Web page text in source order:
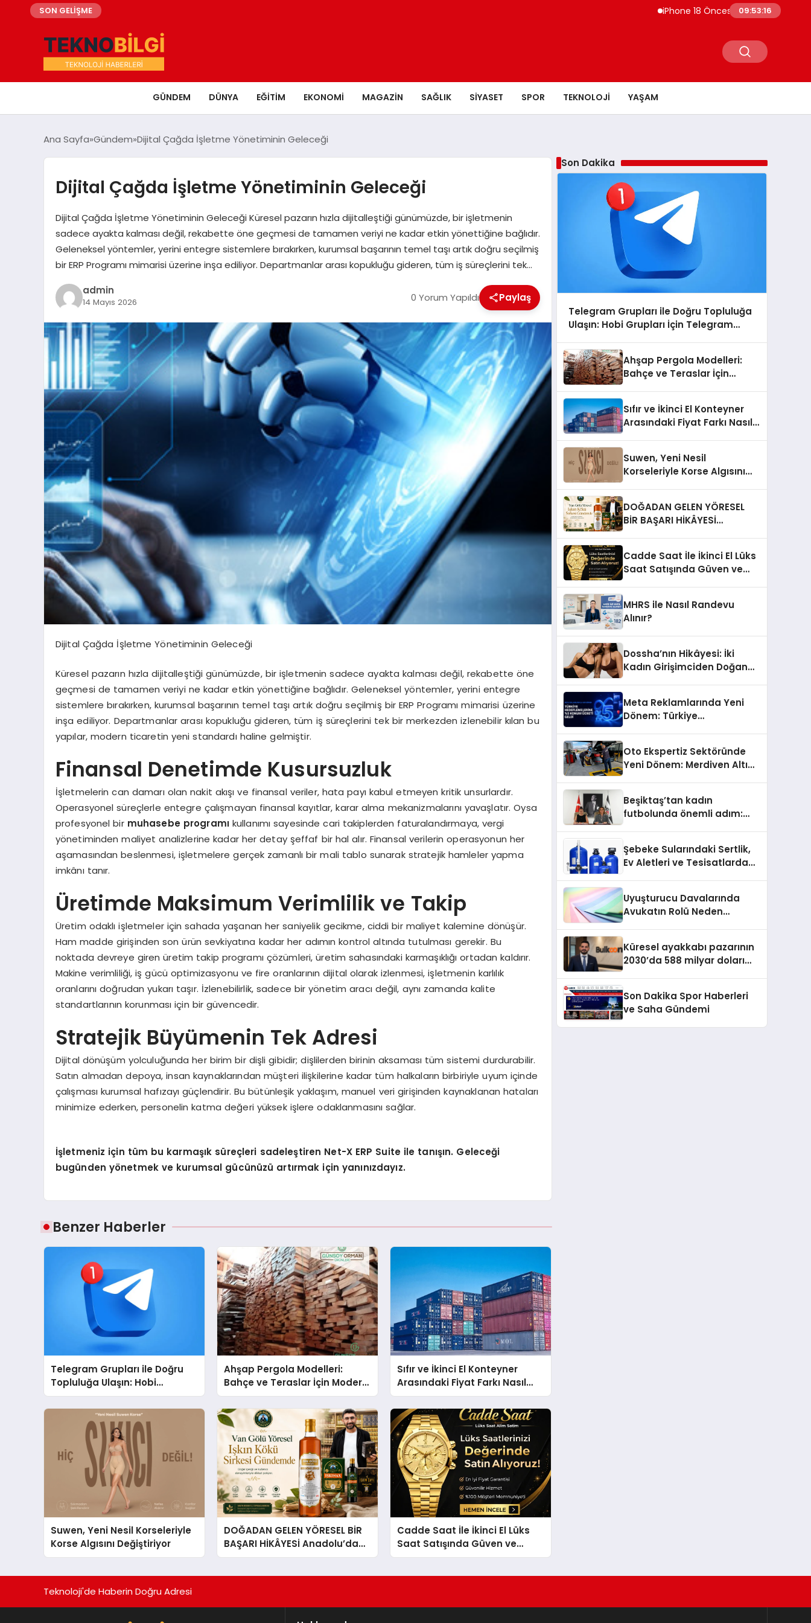
SON GELİŞME iPhone 18 Öncesi Apple’ın İndirim Talebi
09:53:17
GÜNDEM DÜNYA EĞITIM EKONOMI MAGAZIN SAĞLIK SIYASET SPOR TEKNOLOJI YAŞAM
Ana Sayfa Gündem Dijital Çağda İşletme Yönetiminin Geleceği
Dijital Çağda İşletme Yönetiminin Geleceği
Dijital Çağda İşletme Yönetiminin Geleceği Küresel pazarın hızla dijitalleştiği günümüzde, bir işletmenin
sadece ayakta kalması değil, rekabette öne geçmesi de tamamen veriyi ne kadar etkin yönettiğine bağlıdır.
Geleneksel yöntemler, yerini entegre sistemlere bırakırken, kurumsal başarının temel taşı artık doğru seçilmiş
bir ERP Programı mimarisi üzerine inşa ediliyor. Departmanlar arası kopukluğu gideren, tüm iş süreçlerini tek…
admin
14 Mayıs 2026 0 Yorum Yapıldı Paylaş
Dijital Çağda İşletme Yönetiminin Geleceği
Küresel pazarın hızla dijitalleştiği günümüzde, bir işletmenin sadece ayakta kalması değil, rekabette öne
geçmesi de tamamen veriyi ne kadar etkin yönettiğine bağlıdır. Geleneksel yöntemler, yerini entegre
sistemlere bırakırken, kurumsal başarının temel taşı artık doğru seçilmiş bir ERP Programı mimarisi üzerine
inşa ediliyor. Departmanlar arası kopukluğu gideren, tüm iş süreçlerini tek bir merkezden izlenebilir kılan bu
yapılar, modern ticaretin yeni standardı haline gelmiştir.
Finansal Denetimde Kusursuzluk
İşletmelerin can damarı olan nakit akışı ve finansal veriler, hata payı kabul etmeyen kritik unsurlardır.
Operasyonel süreçlerle entegre çalışmayan finansal kayıtlar, karar alma mekanizmalarını yavaşlatır. Oysa
profesyonel bir muhasebe programıkullanımı sayesinde cari takiplerden faturalandırmaya, vergi
yönetiminden maliyet analizlerine kadar her detay şeffaf bir hal alır. Finansal verilerin operasyonun her
aşamasından beslenmesi, işletmelere gerçek zamanlı bir mali tablo sunarak stratejik hamleler yapma
imkânı tanır.
Üretimde Maksimum Verimlilik ve Takip
Üretim odaklı işletmeler için sahada yaşanan her saniyelik gecikme, ciddi bir maliyet kalemine dönüşür.
Ham madde girişinden son ürün sevkiyatına kadar her adımın kontrol altında tutulması gerekir. Bu
noktada devreye giren üretim takip programı çözümleri, üretim sahasındaki karmaşıklığı ortadan kaldırır.
Makine verimliliği, iş gücü optimizasyonu ve fire oranlarının dijital olarak izlenmesi, işletmenin karlılık
oranlarını doğrudan yukarı taşır. İzlenebilirlik, sadece bir yönetim aracı değil, aynı zamanda kalite
standartlarının korunması için bir güvencedir.
Stratejik Büyümenin Tek Adresi
Dijital dönüşüm yolculuğunda her birim bir dişli gibidir; dişlilerden birinin aksaması tüm sistemi durdurabilir.
Satın almadan depoya, insan kaynaklarından müşteri ilişkilerine kadar tüm halkaların birbiriyle uyum içinde
çalışması kurumsal hafızayı güçlendirir. Bu bütünleşik yaklaşım, manuel veri girişinden kaynaklanan hataları
minimize ederken, personelin katma değeri yüksek işlere odaklanmasını sağlar.
İşletmeniz için tüm bu karmaşık süreçleri sadeleştiren Net-X ERP Suite ile tanışın. Geleceği
bugünden yönetmek ve kurumsal gücünüzü artırmak için yanınızdayız.
Benzer Haberler
Telegram Grupları ile Doğru
Topluluğa Ulaşın: Hobi
Grupları İçin Telegram
Kullanımı
Ahşap Pergola Modelleri:
Bahçe ve Teraslar İçin Modern
Tasarım Fikirleri
Sıfır ve İkinci El Konteyner
Arasındaki Fiyat Farkı Nasıl
Oluşur?
Suwen, Yeni Nesil Korseleriyle
Korse Algısını Değiştiriyor
DOĞADAN GELEN YÖRESEL BİR
BAŞARI HİKÂYESİ Anadolu’dan
Çıkan Güçlü Bir Başarı
Cadde Saat İle İkinci El Lüks
Saat Satışında Güven ve
Doğru Değerleme
Son Dakika
Telegram Grupları ile Doğru Topluluğa
Ulaşın: Hobi Grupları İçin Telegram
Ahşap Pergola Modelleri:
Bahçe ve Teraslar İçin
Sıfır ve İkinci El Konteyner
Arasındaki Fiyat Farkı Nasıl
Suwen, Yeni Nesil
Korseleriyle Korse Algısını
DOĞADAN GELEN YÖRESEL
BİR BAŞARI HİKÂYESİ
Yöresel Işkın Kökü Sirkesi
Cadde Saat İle İkinci El Lüks
Saat Satışında Güven ve
MHRS ile Nasıl Randevu
Alınır?
Dossha’nın Hikâyesi: İki
Kadın Girişimciden Doğan
Meta Reklamlarında Yeni
Dönem: Türkiye
Oto Ekspertiz Sektöründe
Yeni Dönem: Merdiven Altı
Beşiktaş’tan kadın
futbolunda önemli adım:
Gündoğdu kulüp hafızasını
geleceğe taşıyacak
Şebeke Sularındaki Sertlik,
Ev Aletleri ve Tesisatlarda
Uyuşturucu Davalarında
Avukatın Rolü Neden
Küresel ayakkabı pazarının
2030’da 588 milyar doları
Son Dakika Spor Haberleri
ve Saha Gündemi
Teknoloji'de Haberin Doğru Adresi